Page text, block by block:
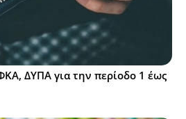
ΔΥΠΑ για την περίοδο 1 έως